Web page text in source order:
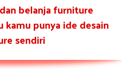
belanja furniture
punya ide desain
sendiri